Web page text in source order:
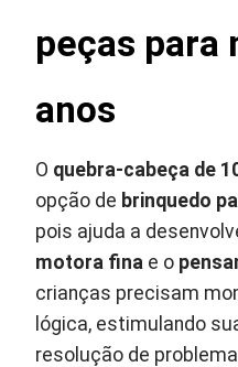
peças para
anos
O quebra-cabeça de
opção de brinquedo
pois ajuda a
motora fina e o
crianças precisam
lógica, estimulando
resolução de